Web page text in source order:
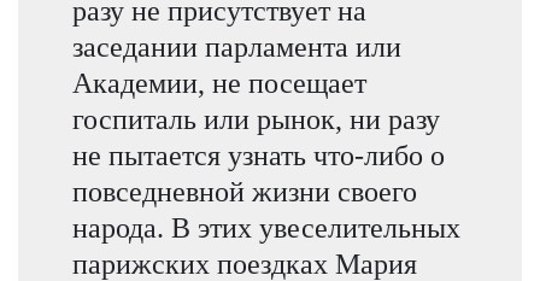
разу не присутствует на
заседании парламента или
Академии, не посещает
госпиталь или рынок, ни разу
не пытается узнать что-либо о
повседневной жизни своего
народа. В этих увеселительных
парижских поездках Мария